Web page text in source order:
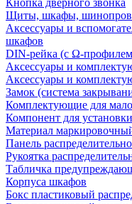
Кнопка дверного звонка
Щиты, шкафы,
Аксессуары и
шкафов
DIN-рейка (с Ω-
Аксессуары и
Аксессуары и
Замок (система
Комплектующие для
Компонент для
Материал
Панель
Рукоятка
Табличка
Корпуса шкафов
Бокс пластиковый